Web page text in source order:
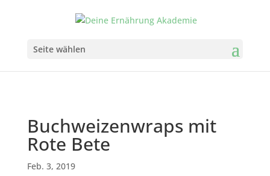
Seite wählen
Buchweizenwraps mit
Rote Bete
Feb. 3, 2019